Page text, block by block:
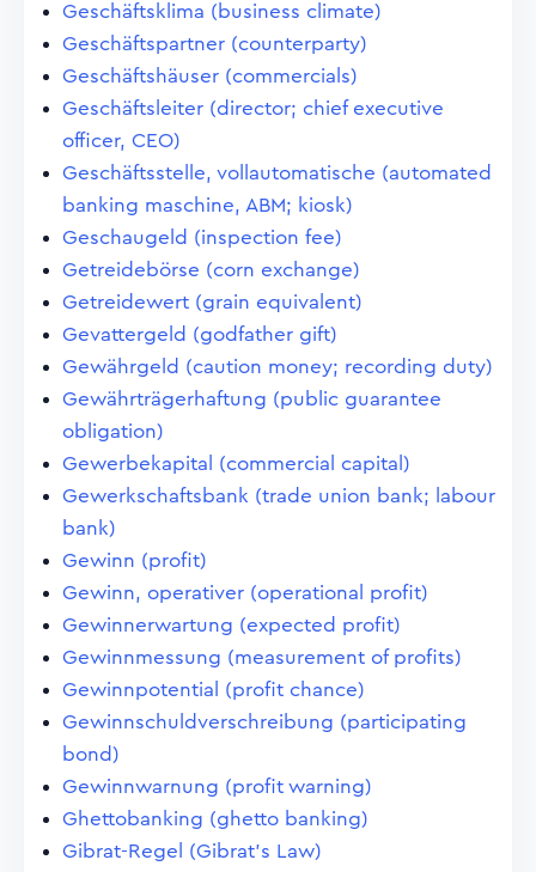
Geschäftsklima (business climate)
Geschäftspartner (counterparty)
Geschäftshäuser (commercials)
Geschäftsleiter (director; chief executive
officer, CEO)
Geschäftsstelle, vollautomatische (automated
banking maschine, ABM; kiosk)
Geschaugeld (inspection fee)
Getreidebörse (corn exchange)
Getreidewert (grain equivalent)
Gevattergeld (godfather gift)
Gewährgeld (caution money; recording duty)
Gewährträgerhaftung (public guarantee
obligation)
Gewerbekapital (commercial capital)
Gewerkschaftsbank (trade union bank; labour
bank)
Gewinn (profit)
Gewinn, operativer (operational profit)
Gewinnerwartung (expected profit)
Gewinnmessung (measurement of profits)
Gewinnpotential (profit chance)
Gewinnschuldverschreibung (participating
bond)
Gewinnwarnung (profit warning)
Ghettobanking (ghetto banking)
Gibrat-Regel (Gibrat's Law)